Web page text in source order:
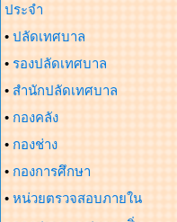
ประจำ
• ปลัดเทศบาล
• รองปลัดเทศบาล
• สำนักปลัดเทศบาล
• กองคลัง
• กองช่าง
• กองการศึกษา
• หน่วยตรวจสอบภายใน